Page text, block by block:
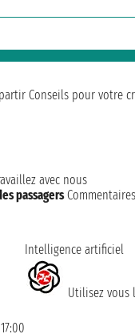
Conseils pour votre
avec nous
passagers
Intelligence artificiel
Utilisez vous